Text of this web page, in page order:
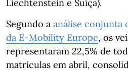
Liechtenstein e Suíça).
Segundo a análise conjunta
da E-Mobility Europe, os
representaram 22,5% de
matrículas em abril,